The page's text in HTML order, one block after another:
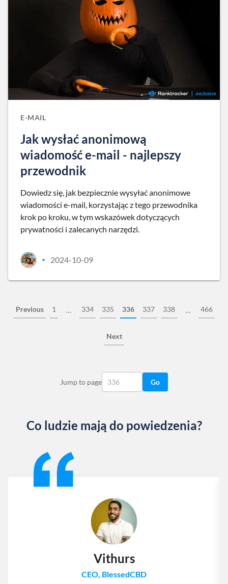
E-MAIL
Jak wysłać anonimową
wiadomość e-mail - najlepszy
przewodnik
Dowiedz się, jak bezpiecznie wysyłać anonimowe
wiadomości e-mail, korzystając z tego przewodnika
krok po kroku, w tym wskazówek dotyczących
prywatności i zalecanych narzędzi.
• 2024-10-09
Previous 1 … 334 335 336 337 338 … 466
Next
Jump to page Go
Co ludzie mają do powiedzenia?
Vithurs
CEO, BlessedCBD